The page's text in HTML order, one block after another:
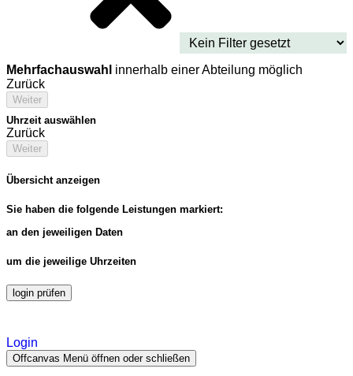
Mehrfachauswahl innerhalb einer Abteilung möglich
Zurück
Weiter
Uhrzeit auswählen
Zurück
Weiter
Übersicht anzeigen
Sie haben die folgende Leistungen markiert:
an den jeweiligen Daten
um die jeweilige Uhrzeiten
login prüfen
Login
Offcanvas Menü öffnen oder schließen